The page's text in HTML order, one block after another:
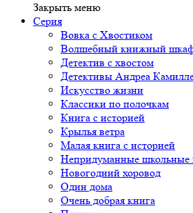
Закрыть меню
Серия
Вовка с Хвостиком
Волшебный книжный
Детектив с хвостом
Детективы Андреа
Искусство жизни
Классики по полочкам
Книга с историей
Крылья ветра
Малая книга с историей
Непридуманные школьные
Новогодний хоровод
Один дома
Очень добрая книга